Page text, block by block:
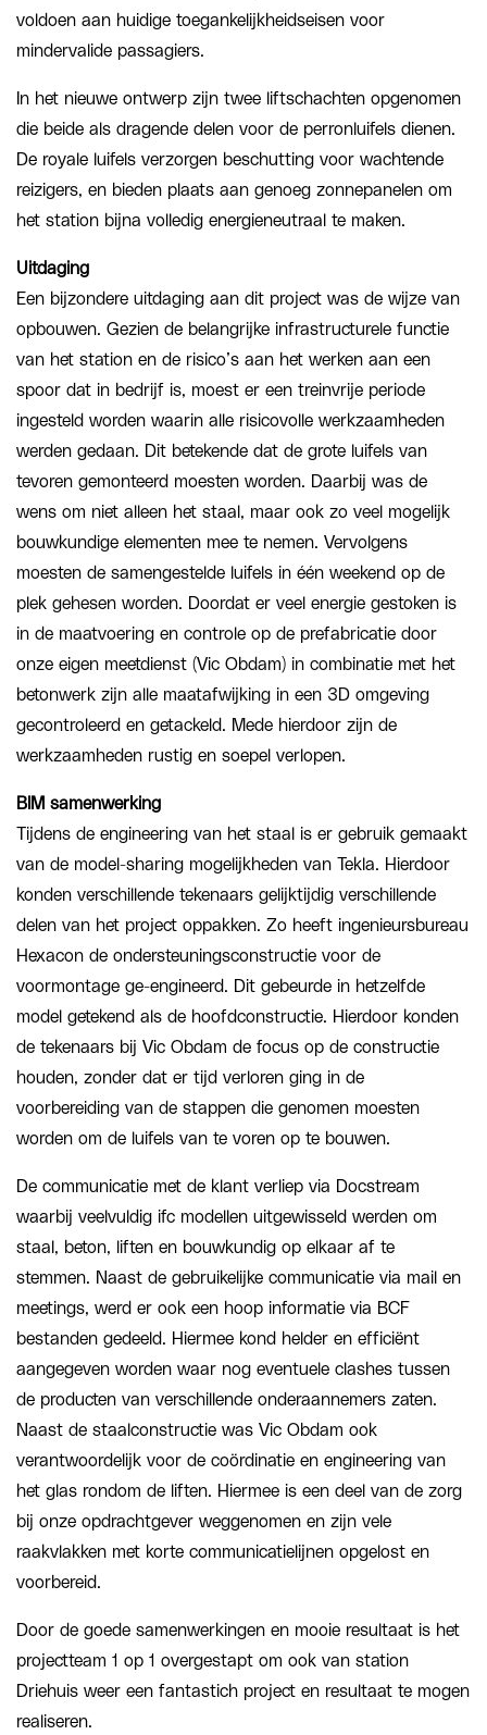
voldoen aan huidige toegankelijkheidseisen voor
mindervalide passagiers.
In het nieuwe ontwerp zijn twee liftschachten opgenomen
die beide als dragende delen voor de perronluifels dienen.
De royale luifels verzorgen beschutting voor wachtende
reizigers, en bieden plaats aan genoeg zonnepanelen om
het station bijna volledig energieneutraal te maken.
Uitdaging
Een bijzondere uitdaging aan dit project was de wijze van
opbouwen. Gezien de belangrijke infrastructurele functie
van het station en de risico’s aan het werken aan een
spoor dat in bedrijf is, moest er een treinvrije periode
ingesteld worden waarin alle risicovolle werkzaamheden
werden gedaan. Dit betekende dat de grote luifels van
tevoren gemonteerd moesten worden. Daarbij was de
wens om niet alleen het staal, maar ook zo veel mogelijk
bouwkundige elementen mee te nemen. Vervolgens
moesten de samengestelde luifels in één weekend op de
plek gehesen worden. Doordat er veel energie gestoken is
in de maatvoering en controle op de prefabricatie door
onze eigen meetdienst (Vic Obdam) in combinatie met het
betonwerk zijn alle maatafwijking in een 3D omgeving
gecontroleerd en getackeld. Mede hierdoor zijn de
werkzaamheden rustig en soepel verlopen.
BIM samenwerking
Tijdens de engineering van het staal is er gebruik gemaakt
van de model-sharing mogelijkheden van Tekla. Hierdoor
konden verschillende tekenaars gelijktijdig verschillende
delen van het project oppakken. Zo heeft ingenieursbureau
Hexacon de ondersteuningsconstructie voor de
voormontage ge-engineerd. Dit gebeurde in hetzelfde
model getekend als de hoofdconstructie. Hierdoor konden
de tekenaars bij Vic Obdam de focus op de constructie
houden, zonder dat er tijd verloren ging in de
voorbereiding van de stappen die genomen moesten
worden om de luifels van te voren op te bouwen.
De communicatie met de klant verliep via Docstream
waarbij veelvuldig ifc modellen uitgewisseld werden om
staal, beton, liften en bouwkundig op elkaar af te
stemmen. Naast de gebruikelijke communicatie via mail en
meetings, werd er ook een hoop informatie via BCF
bestanden gedeeld. Hiermee kond helder en efficiënt
aangegeven worden waar nog eventuele clashes tussen
de producten van verschillende onderaannemers zaten.
Naast de staalconstructie was Vic Obdam ook
verantwoordelijk voor de coördinatie en engineering van
het glas rondom de liften. Hiermee is een deel van de zorg
bij onze opdrachtgever weggenomen en zijn vele
raakvlakken met korte communicatielijnen opgelost en
voorbereid.
Door de goede samenwerkingen en mooie resultaat is het
projectteam 1 op 1 overgestapt om ook van station
Driehuis weer een fantastich project en resultaat te mogen
realiseren.